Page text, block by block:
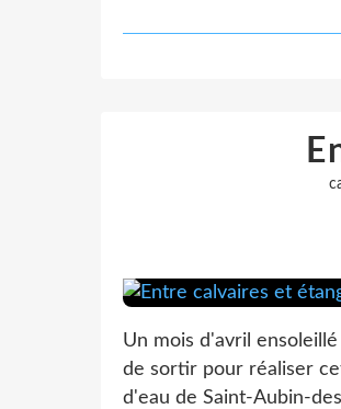
Un mois d'avril
de sortir pour réaliser
d'eau de Saint-Aubin-